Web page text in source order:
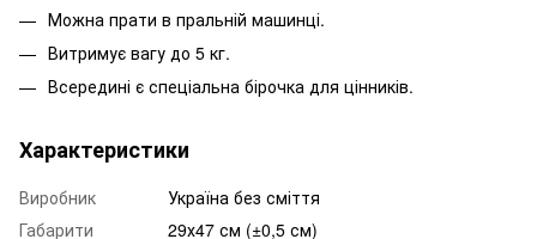
Можна прати в пральній машинці.
Витримує вагу до 5 кг.
Всередині є спеціальна бірочка для цінників.
Характеристики
Виробник
Україна без сміття
Габарити
29х47 см (±0,5 см)